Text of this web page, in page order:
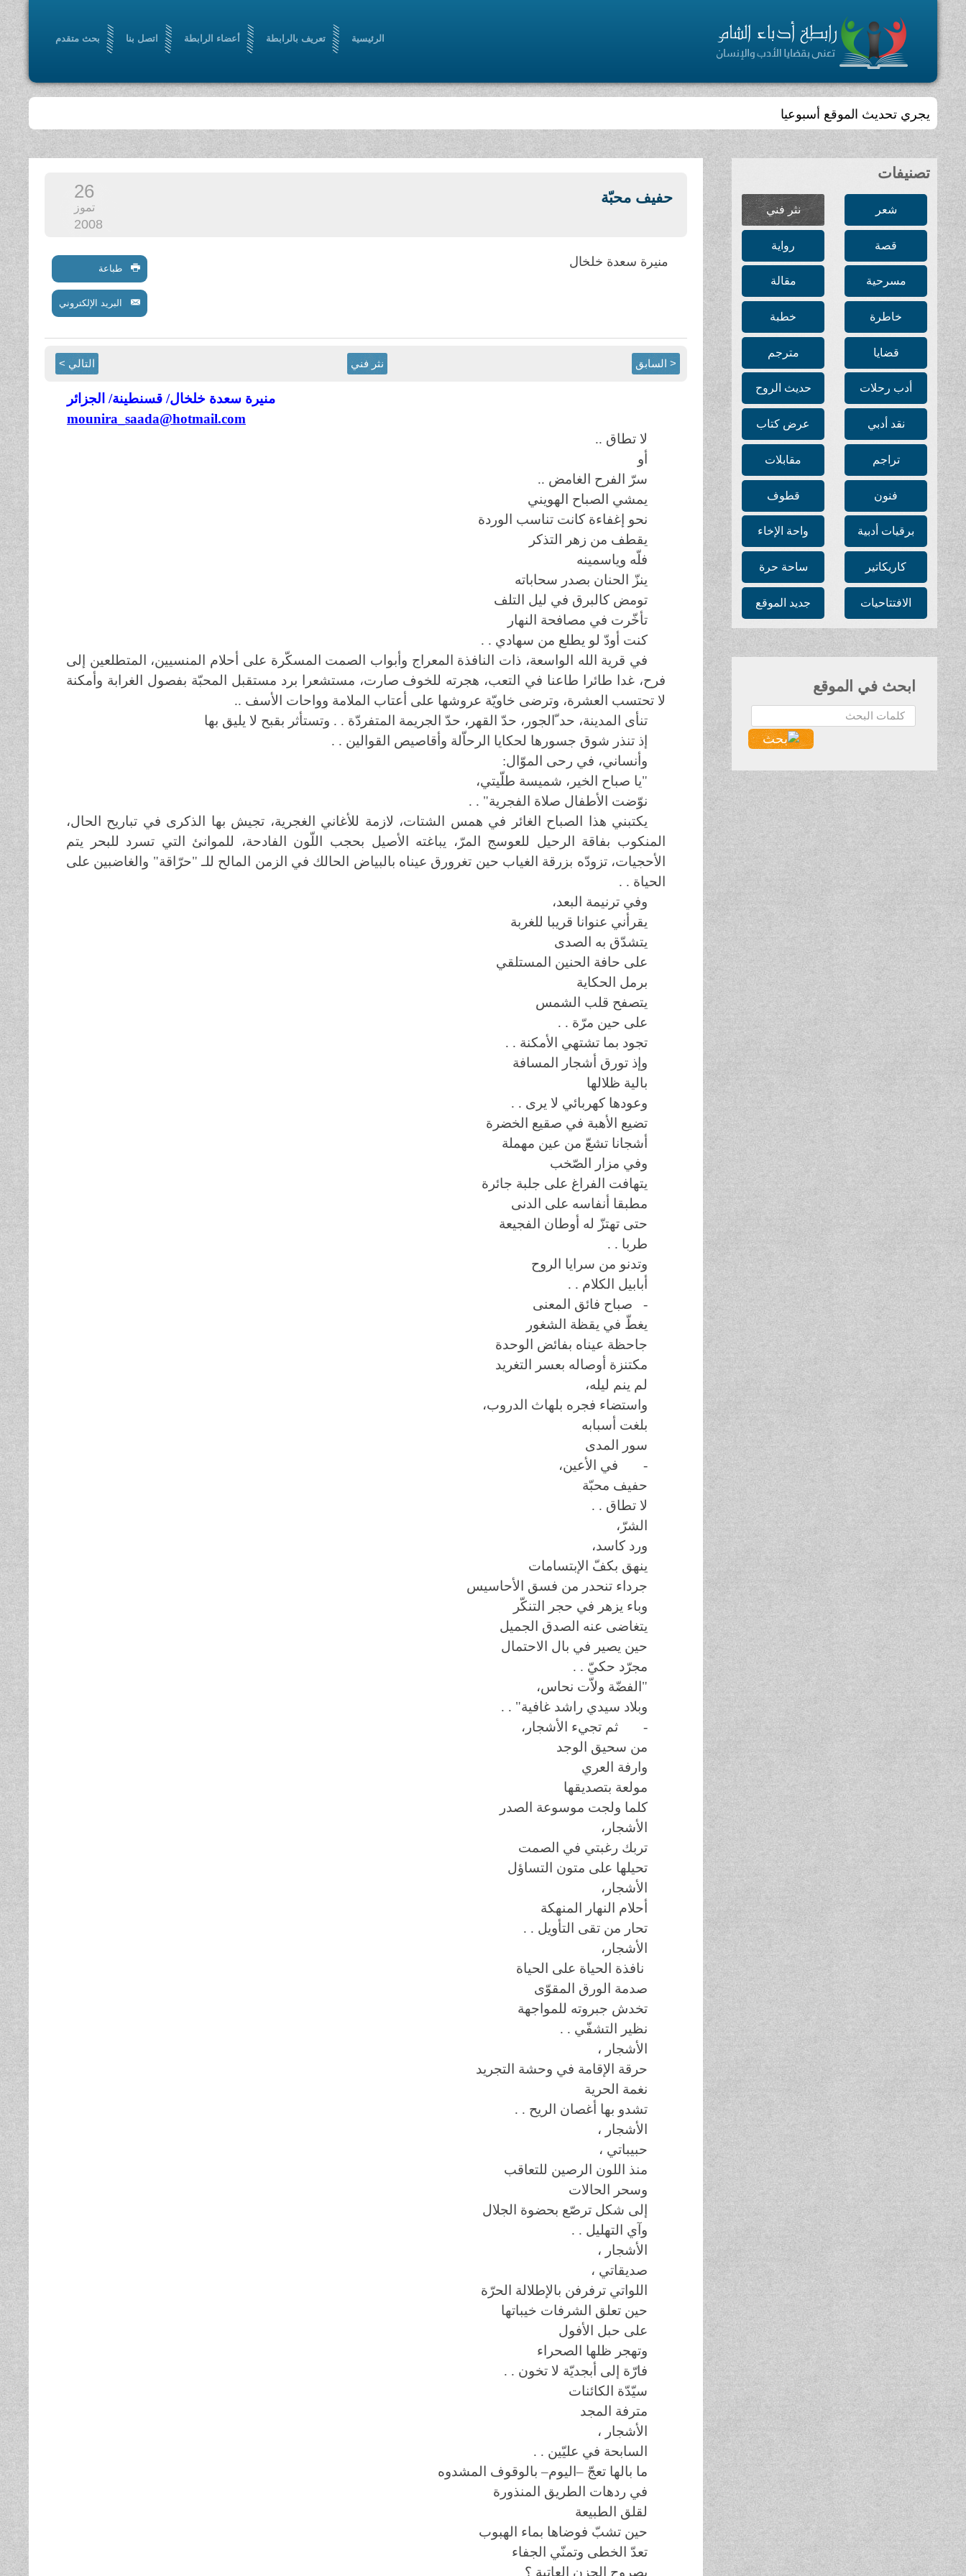
الرئيسية تعريف بالرابطة أعضاء الرابطة اتصل بنا بحث متقدم
يجري تحديث الموقع أسبوعيا
تصنيفات
شعر نثر فني
قصة رواية
مسرحية مقالة
خاطرة خطبة
قضايا مترجم
أدب رحلات حديث الروح
نقد أدبي عرض كتاب
تراجم مقابلات
فنون قطوف
برقيات أدبية واحة الإخاء
كاريكاتير ساحة حرة
الافتتاحيات جديد الموقع
ابحث في الموقع
البحث...
حفيف محبّة 26
تموز
2008
منيرة سعدة خلخال طباعة
البريد الإلكتروني
< السابق نثر فني التالي >
منيرة سعدة خلخال/ قسنطينة/ الجزائر
mounira_saada@hotmail.com
لا تطاق ..
أو
سرّ الفرح الغامض ..
يمشي الصباح الهويني
نحو إغفاءة كانت تناسب الوردة
يقطف من زهر التذكر
فلّه وياسمينه
ينزّ الحنان بصدر سحاباته
تومض كالبرق في ليل التلف
تأخّرت في مصافحة النهار
كنت أودّ لو يطلع من سهادي . .
في قرية الله الواسعة، ذات النافذة المعراج وأبواب الصمت المسكّرة على أحلام المنسيين، المتطلعين إلى
فرح، غدا طائرا طاعنا في التعب، هجرته للخوف صارت، مستشعرا برد مستقبل المحبّة بفصول الغرابة وأمكنة
لا تحتسب العشرة، وترضى خاويّة عروشها على أعتاب الملامة وواحات الأسف ..
تنأى المدينة، حد ّالجور، حدّ القهر، حدّ الجريمة المتفردّة . . وتستأثر بقبح لا يليق بها
إذ تنذر شوق جسورها لحكايا الرحاّلة وأقاصيص القوالين . .
وأنساني، في رحى الموّال:
"يا صباح الخير، شميسة طلّيتي،
نوّضت الأطفال صلاة الفجرية" . .
يكتبني هذا الصباح الغائر في همس الشتات، لازمة للأغاني الغجرية، تجيش بها الذكرى في تباريح الحال،
المنكوب بفاقة الرحيل للعوسج المرّ، يباغته الأصيل بحجب اللّون الفادحة، للموانئ التي تسرد للبحر يتم
الأحجيات، تزودّه بزرقة الغياب حين تغرورق عيناه بالبياض الحالك في الزمن المالح للـ "حرّاقة" والغاضبين على
الحياة . .
وفي ترنيمة البعد،
يقرأني عنوانا قريبا للغربة
يتشدّق به الصدى
على حافة الحنين المستلقي
برمل الحكاية
يتصفح قلب الشمس
على حين مرّة . .
تجود بما تشتهي الأمكنة . .
وإذ تورق أشجار المسافة
بالية ظلالها
وعودها كهربائي لا يرى . .
تضيع الأهبة في صقيع الخضرة
أشجانا تشعّ من عين مهملة
وفي مزار الصّخب
يتهافت الفراغ على جلبة جائرة
مطبقا أنفاسه على الدنى
حتى تهتزّ له أوطان الفجيعة
طربا . .
وتدنو من سرايا الروح
أبابيل الكلام . .
- صباح فائق المعنى
يغطّ في يقظة الشغور
جاحظة عيناه بفائض الوحدة
مكتنزة أوصاله بعسر التغريد
لم ينم ليله،
واستضاء فجره بلهاث الدروب،
بلغت أسبابه
سور المدى
- في الأعين،
حفيف محبّة
لا تطاق . .
الشرّ،
ورد كاسد،
ينهق بكفّ الإبتسامات
جرداء تنحدر من فسق الأحاسيس
وباء يزهر في حجر التنكّر
يتغاضى عنه الصدق الجميل
حين يصير في بال الاحتمال
مجرّد حكيّ . .
"الفضّة ولاّت نحاس،
وبلاد سيدي راشد غافية" . .
- ثم تجيء الأشجار،
من سحيق الوجد
وارفة العري
مولعة بتصديقها
كلما ولجت موسوعة الصدر
الأشجار،
تربك رغبتي في الصمت
تحيلها على متون التساؤل
الأشجار،
أحلام النهار المنهكة
تحار من تقى التأويل . .
الأشجار،
نافذة الحياة على الحياة
صدمة الورق المقوّى
تخدش جبروته للمواجهة
نظير التشفّي . .
الأشجار ،
حرقة الإقامة في وحشة التجريد
نغمة الحرية
تشدو بها أغصان الريح . .
الأشجار ،
حبيباتي ،
منذ اللون الرصين للتعاقب
وسحر الحالات
إلى شكل ترصّع بحضوة الجلال
وآي التهليل . .
الأشجار ،
صديقاتي ،
اللواتي ترفرفن بالإطلالة الحرّة
حين تعلق الشرفات خيباتها
على حبل الأفول
وتهجر ظلها الصحراء
فارّة إلى أبجديّة لا تخون . .
سيّدّة الكائنات
مترفة المجد
الأشجار ،
السابحة في عليّين . .
ما بالها تعجّ –اليوم– بالوقوف المشدوه
في ردهات الطريق المنذورة
لقلق الطبيعة
حين تشبّ فوضاها بماء الهبوب
تعدّ الخطى وتمنّي الجفاء
بصروح الحزن العاتية ؟